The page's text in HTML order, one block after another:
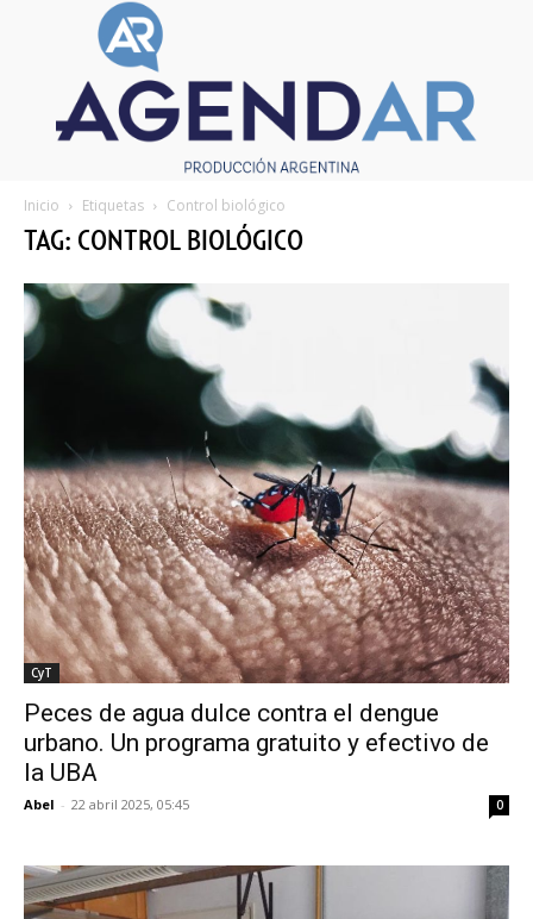
Inicio Etiquetas Control biológico
TAG: CONTROL BIOLÓGICO
CyT
Peces de agua dulce contra el dengue
urbano. Un programa gratuito y efectivo de
la UBA
Abel - 22 abril 2025, 05:45 0